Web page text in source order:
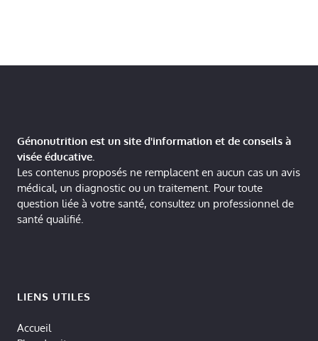
Génonutrition est un site d'information et de conseils à
visée éducative.
Les contenus proposés ne remplacent en aucun cas un avis
médical, un diagnostic ou un traitement. Pour toute
question liée à votre santé, consultez un professionnel de
santé qualifié.
LIENS UTILES
Accueil